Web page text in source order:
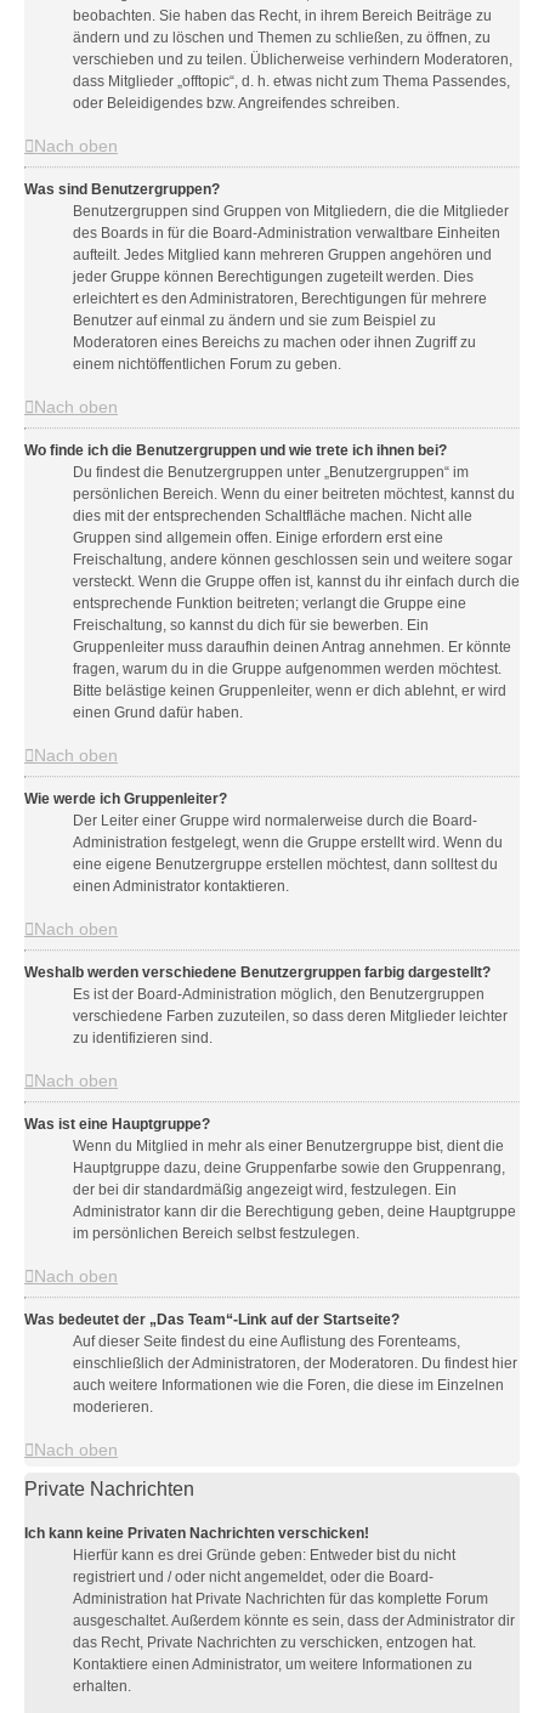
beobachten. Sie haben das Recht, in ihrem Bereich Beiträge zu
ändern und zu löschen und Themen zu schließen, zu öffnen, zu
verschieben und zu teilen. Üblicherweise verhindern Moderatoren,
dass Mitglieder „offtopic“, d. h. etwas nicht zum Thema Passendes,
oder Beleidigendes bzw. Angreifendes schreiben.
Nach oben
Was sind Benutzergruppen?
Benutzergruppen sind Gruppen von Mitgliedern, die die Mitglieder
des Boards in für die Board-Administration verwaltbare Einheiten
aufteilt. Jedes Mitglied kann mehreren Gruppen angehören und
jeder Gruppe können Berechtigungen zugeteilt werden. Dies
erleichtert es den Administratoren, Berechtigungen für mehrere
Benutzer auf einmal zu ändern und sie zum Beispiel zu
Moderatoren eines Bereichs zu machen oder ihnen Zugriff zu
einem nichtöffentlichen Forum zu geben.
Nach oben
Wo finde ich die Benutzergruppen und wie trete ich ihnen bei?
Du findest die Benutzergruppen unter „Benutzergruppen“ im
persönlichen Bereich. Wenn du einer beitreten möchtest, kannst du
dies mit der entsprechenden Schaltfläche machen. Nicht alle
Gruppen sind allgemein offen. Einige erfordern erst eine
Freischaltung, andere können geschlossen sein und weitere sogar
versteckt. Wenn die Gruppe offen ist, kannst du ihr einfach durch die
entsprechende Funktion beitreten; verlangt die Gruppe eine
Freischaltung, so kannst du dich für sie bewerben. Ein
Gruppenleiter muss daraufhin deinen Antrag annehmen. Er könnte
fragen, warum du in die Gruppe aufgenommen werden möchtest.
Bitte belästige keinen Gruppenleiter, wenn er dich ablehnt, er wird
einen Grund dafür haben.
Nach oben
Wie werde ich Gruppenleiter?
Der Leiter einer Gruppe wird normalerweise durch die Board-
Administration festgelegt, wenn die Gruppe erstellt wird. Wenn du
eine eigene Benutzergruppe erstellen möchtest, dann solltest du
einen Administrator kontaktieren.
Nach oben
Weshalb werden verschiedene Benutzergruppen farbig dargestellt?
Es ist der Board-Administration möglich, den Benutzergruppen
verschiedene Farben zuzuteilen, so dass deren Mitglieder leichter
zu identifizieren sind.
Nach oben
Was ist eine Hauptgruppe?
Wenn du Mitglied in mehr als einer Benutzergruppe bist, dient die
Hauptgruppe dazu, deine Gruppenfarbe sowie den Gruppenrang,
der bei dir standardmäßig angezeigt wird, festzulegen. Ein
Administrator kann dir die Berechtigung geben, deine Hauptgruppe
im persönlichen Bereich selbst festzulegen.
Nach oben
Was bedeutet der „Das Team“-Link auf der Startseite?
Auf dieser Seite findest du eine Auflistung des Forenteams,
einschließlich der Administratoren, der Moderatoren. Du findest hier
auch weitere Informationen wie die Foren, die diese im Einzelnen
moderieren.
Nach oben
Private Nachrichten
Ich kann keine Privaten Nachrichten verschicken!
Hierfür kann es drei Gründe geben: Entweder bist du nicht
registriert und / oder nicht angemeldet, oder die Board-
Administration hat Private Nachrichten für das komplette Forum
ausgeschaltet. Außerdem könnte es sein, dass der Administrator dir
das Recht, Private Nachrichten zu verschicken, entzogen hat.
Kontaktiere einen Administrator, um weitere Informationen zu
erhalten.